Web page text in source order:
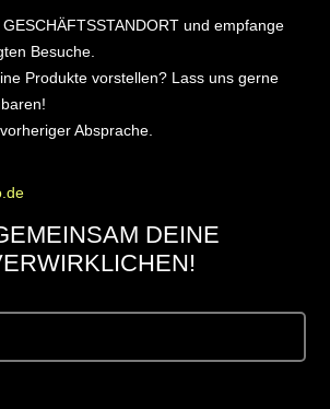
und empfange
Besuche.
Produkte vorstellen? Lass uns gerne
Absprache.
DEINE